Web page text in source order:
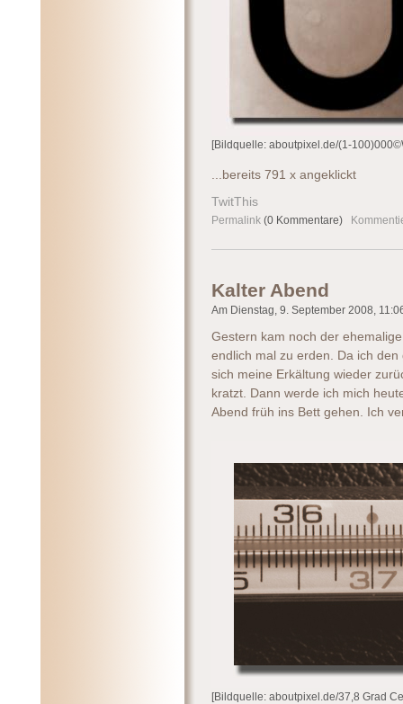
[Bildquelle: aboutpixel.de/(1-
...bereits 791 x angeklickt
TwitThis
Permalink (0 Kommentare)
Kalter Abend
Am Dienstag, 9. September 2008,
Gestern kam noch der
endlich mal zu erden. Da ich
sich meine Erkältung wieder
kratzt. Dann werde ich mich
Abend früh ins Bett gehen. Ich
[Bildquelle: aboutpixel.de/37,8 Grad